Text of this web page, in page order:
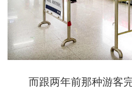
而跟两年前那种游客完